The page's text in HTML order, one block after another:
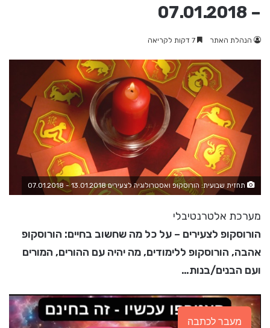
– 07.01.2018
הנהלת האתר
תחזית שבועית: הורוסקופ ואסטרולוגיה לצעירים 13.01.2018 - 07.01.2018
מערכת אלטרנטיבלי
הורוסקופ לצעירים – על כל מה שחשוב בחיים: הורוסקופ
אהבה, הורוסקופ ללימודים, מה יהיה עם ההורים, המורים
ועם הבנים/בנות…
מעבר לכתבה